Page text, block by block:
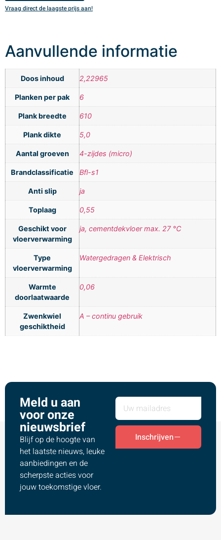
Vraag direct de laagste prijs aan!
Aanvullende informatie
Doos inhoud 2,22965
Planken per pak 6
Plank breedte 610
Plank dikte 5,0
Aantal groeven 4-zijdes (micro)
Brandclassificatie Bfl-s1
Anti slip ja
Toplaag 0,55
Geschikt voor
vloerverwarming
ja, cementdekvloer max. 27 °C
Type
vloerverwarming
Watergedragen & Elektrisch
Warmte
doorlaatwaarde
0,06
Zwenkwiel
geschiktheid
A – continu gebruik
Meld u aan
voor onze
nieuwsbrief
Blijf op de hoogte van
het laatste nieuws, leuke
aanbiedingen en de
scherpste acties voor
jouw toekomstige vloer.
Inschrijven